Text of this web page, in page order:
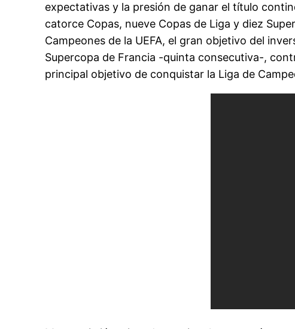
expectativas y la presión de ganar el título
catorce Copas, nueve Copas de Liga y diez
Campeones de la UEFA, el gran objetivo del
Supercopa de Francia -quinta consecutiva-,
principal objetivo de conquistar la Liga de